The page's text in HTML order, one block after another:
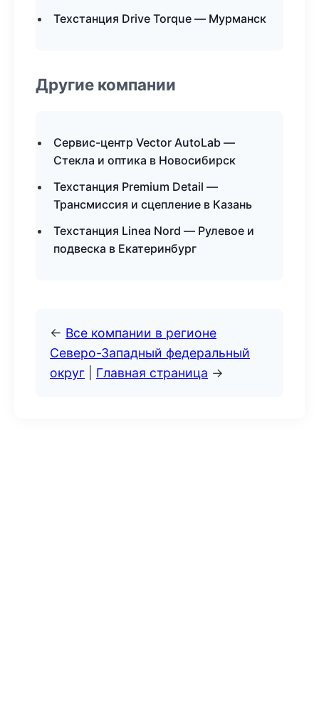
Техстанция Drive Torque — Мурманск
Другие компании
Сервис-центр Vector AutoLab —
Стекла и оптика в Новосибирск
Техстанция Premium Detail —
Трансмиссия и сцепление в Казань
Техстанция Linea Nord — Рулевое и
подвеска в Екатеринбург
← Все компании в регионе
Северо-Западный федеральный
округ
Главная страница →